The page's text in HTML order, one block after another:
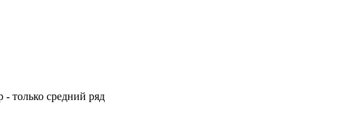
только средний ряд